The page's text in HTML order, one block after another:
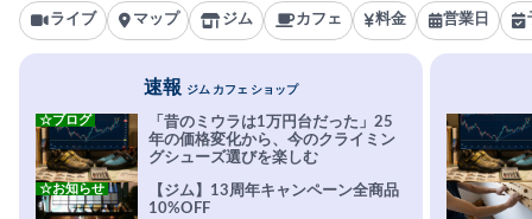
ライブ マップ ジム カフェ 料金 営業日
速報 ジム カフェ ショップ
「昔のミウラは1万円台だった」25
年の価格変化から、今のクライミン
グシューズ選びを楽しむ
☆ブログ
【ジム】13周年キャンペーン全商品
10%OFF
☆お知らせ